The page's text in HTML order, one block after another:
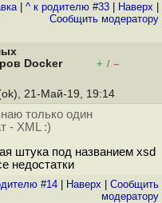
| ^ к родителю #33 Наверх
Cообщить модератору
Docker
+ / –
21-Май-19, 19:14
только один
- XML :)
штука под названием xsd
недостатки
#14 Наверх
Cообщить
модератору